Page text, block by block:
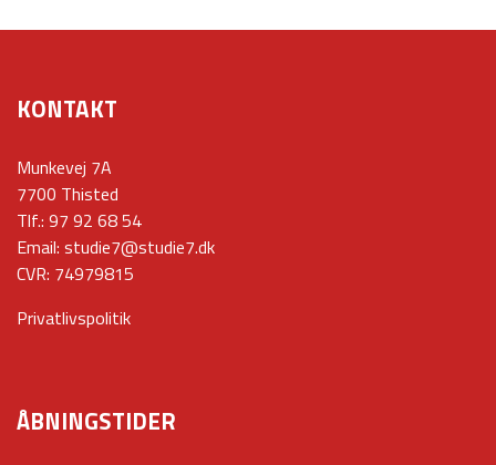
KONTAKT
Munkevej 7A
7700 Thisted
Tlf.: 97 92 68 54
Email: studie7@studie7.dk
CVR: 74979815
Privatlivspolitik
ÅBNINGSTIDER